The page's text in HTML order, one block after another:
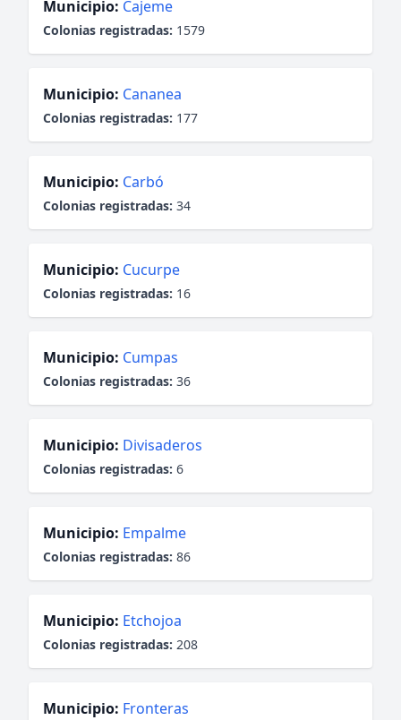
Municipio: Cajeme
Colonias registradas: 1579
Municipio: Cananea
Colonias registradas: 177
Municipio: Carbó
Colonias registradas: 34
Municipio: Cucurpe
Colonias registradas: 16
Municipio: Cumpas
Colonias registradas: 36
Municipio: Divisaderos
Colonias registradas: 6
Municipio: Empalme
Colonias registradas: 86
Municipio: Etchojoa
Colonias registradas: 208
Municipio: Fronteras